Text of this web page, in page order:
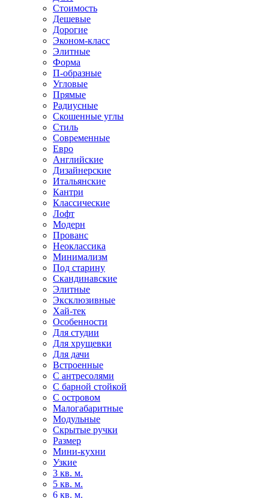
Стоимость
Дешевые
Дорогие
Эконом-класс
Элитные
Форма
П-образные
Угловые
Прямые
Радиусные
Скошенные углы
Стиль
Современные
Евро
Английские
Дизайнерские
Итальянские
Кантри
Классические
Лофт
Модерн
Прованс
Неоклассика
Минимализм
Под старину
Скандинавские
Элитные
Эксклюзивные
Хай-тек
Особенности
Для студии
Для хрущевки
Для дачи
Встроенные
С антресолями
С барной стойкой
С островом
Малогабаритные
Модульные
Скрытые ручки
Размер
Мини-кухни
Узкие
3 кв. м.
5 кв. м.
6 кв. м.